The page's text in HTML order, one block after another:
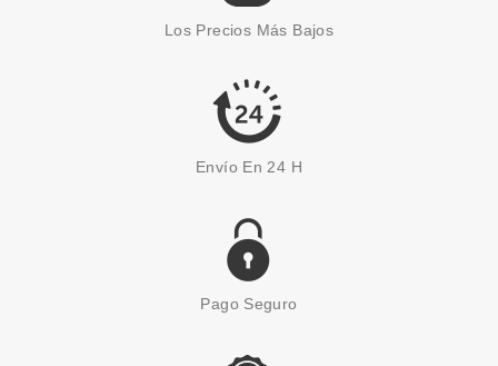
TROPICAL DROP BRUMA
CORPORAL 109 COCONUT
3.96€
Los Precios Más Bajos
Envío En 24 H
Pago Seguro